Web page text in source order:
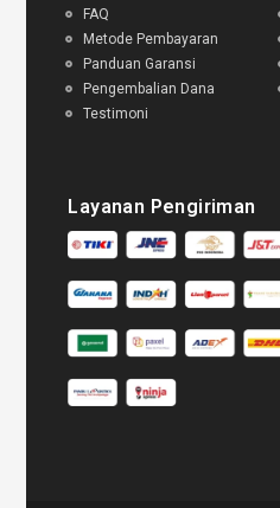
FAQ
Metode Pembayaran
Panduan Garansi
Pengembalian Dana
Testimoni
Layanan Pengiriman